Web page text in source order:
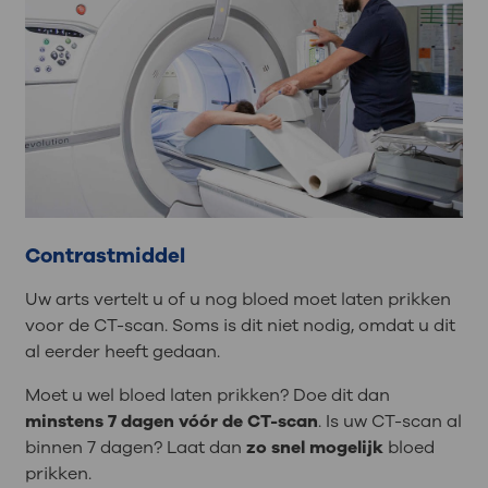
Contrastmiddel
Uw arts vertelt u of u nog bloed moet laten prikken
voor de CT-scan. Soms is dit niet nodig, omdat u dit
al eerder heeft gedaan.
Moet u wel bloed laten prikken? Doe dit dan
minstens 7 dagen vóór de CT-scan. Is uw CT-scan al
binnen 7 dagen? Laat dan zo snel mogelijk bloed
prikken.